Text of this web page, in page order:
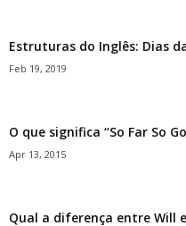
Estruturas do Inglês: Dias
Feb 19, 2019
O que significa “So Far So
Apr 13, 2015
Qual a diferença entre Will